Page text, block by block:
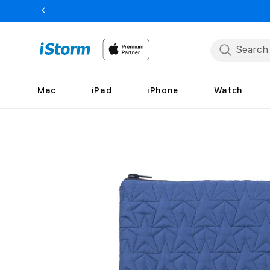
Skip to
content
Mac iPad iPhone Watch